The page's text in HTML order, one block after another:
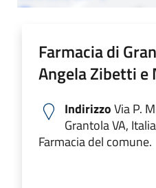
Farmacia di
Angela Zibetti
IndirizzoVia P.
Grantola VA, Italia
Farmacia del comune.